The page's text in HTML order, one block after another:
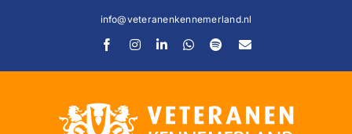
info@veteranenkennemerland.nl
FacebookInstagramLinkedInWhatsApp
SpotifyE-